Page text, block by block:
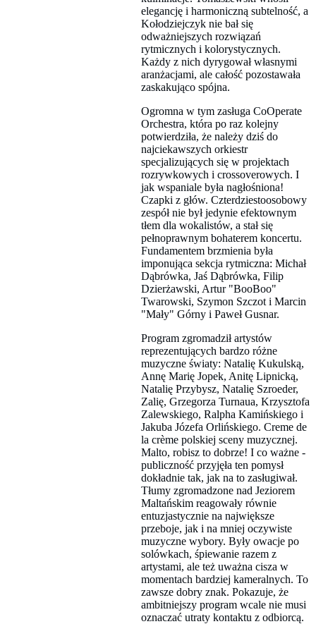
elegancję i harmoniczną subtelność, a
Kołodziejczyk nie bał się
odważniejszych rozwiązań
rytmicznych i kolorystycznych.
Każdy z nich dyrygował własnymi
aranżacjami, ale całość pozostawała
zaskakująco spójna.
Ogromna w tym zasługa CoOperate
Orchestra, która po raz kolejny
potwierdziła, że należy dziś do
najciekawszych orkiestr
specjalizujących się w projektach
rozrywkowych i crossoverowych. I
jak wspaniale była nagłośniona!
Czapki z głów. Czterdziestoosobowy
zespół nie był jedynie efektownym
tłem dla wokalistów, a stał się
pełnoprawnym bohaterem koncertu.
Fundamentem brzmienia była
imponująca sekcja rytmiczna: Michał
Dąbrówka, Jaś Dąbrówka, Filip
Dzierżawski, Artur "BooBoo"
Twarowski, Szymon Szczot i Marcin
"Mały" Górny i Paweł Gusnar.
Program zgromadził artystów
reprezentujących bardzo różne
muzyczne światy: Natalię Kukulską,
Annę Marię Jopek, Anitę Lipnicką,
Natalię Przybysz, Natalię Szroeder,
Zalię, Grzegorza Turnaua, Krzysztofa
Zalewskiego, Ralpha Kamińskiego i
Jakuba Józefa Orlińskiego. Creme de
la crème polskiej sceny muzycznej.
Malto, robisz to dobrze! I co ważne -
publiczność przyjęła ten pomysł
dokładnie tak, jak na to zasługiwał.
Tłumy zgromadzone nad Jeziorem
Maltańskim reagowały równie
entuzjastycznie na największe
przeboje, jak i na mniej oczywiste
muzyczne wybory. Były owacje po
solówkach, śpiewanie razem z
artystami, ale też uważna cisza w
momentach bardziej kameralnych. To
zawsze dobry znak. Pokazuje, że
ambitniejszy program wcale nie musi
oznaczać utraty kontaktu z odbiorcą.